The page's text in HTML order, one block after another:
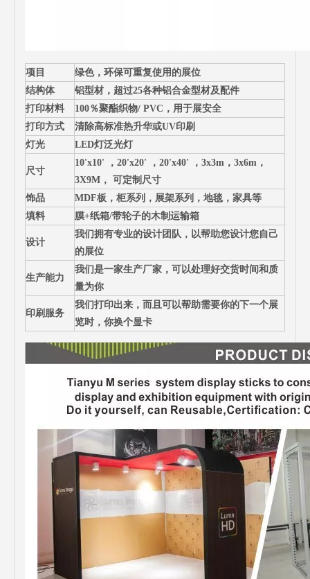
项目
绿色，环保可重复使用的展位
结构体
铝型材，超过25各种铝合金型材及配件
打印材料
100％聚酯织物/ PVC，用于展安全
打印方式
清除高标准热升华或UV印刷
灯光
LED灯泛光灯
尺寸
10'x10' ，20'x20' ，20'x40' ，3x3m，3x6m，
3X9M， 可定制尺寸
饰品
MDF板，柜系列，展架系列，地毯，家具等
填料
膜+纸箱/带轮子的木制运输箱
设计
我们拥有专业的设计团队，以帮助您设计您自己
的展位
生产能力
我们是一家生产厂家，可以处理好交货时间和质
量为你
印刷服务
我们打印出来，而且可以帮助需要你的下一个展
览时，你换个显卡